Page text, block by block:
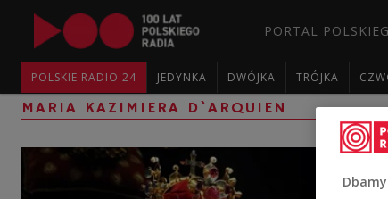
PORTAL
POLSKIE RADIO 24 JEDYNKA DWÓJKA TRÓJKA
MARIA KAZIMIERA D`ARQUIEN